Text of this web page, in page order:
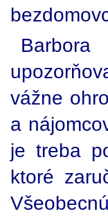
Barbora
vážne
a
je treba
ktoré